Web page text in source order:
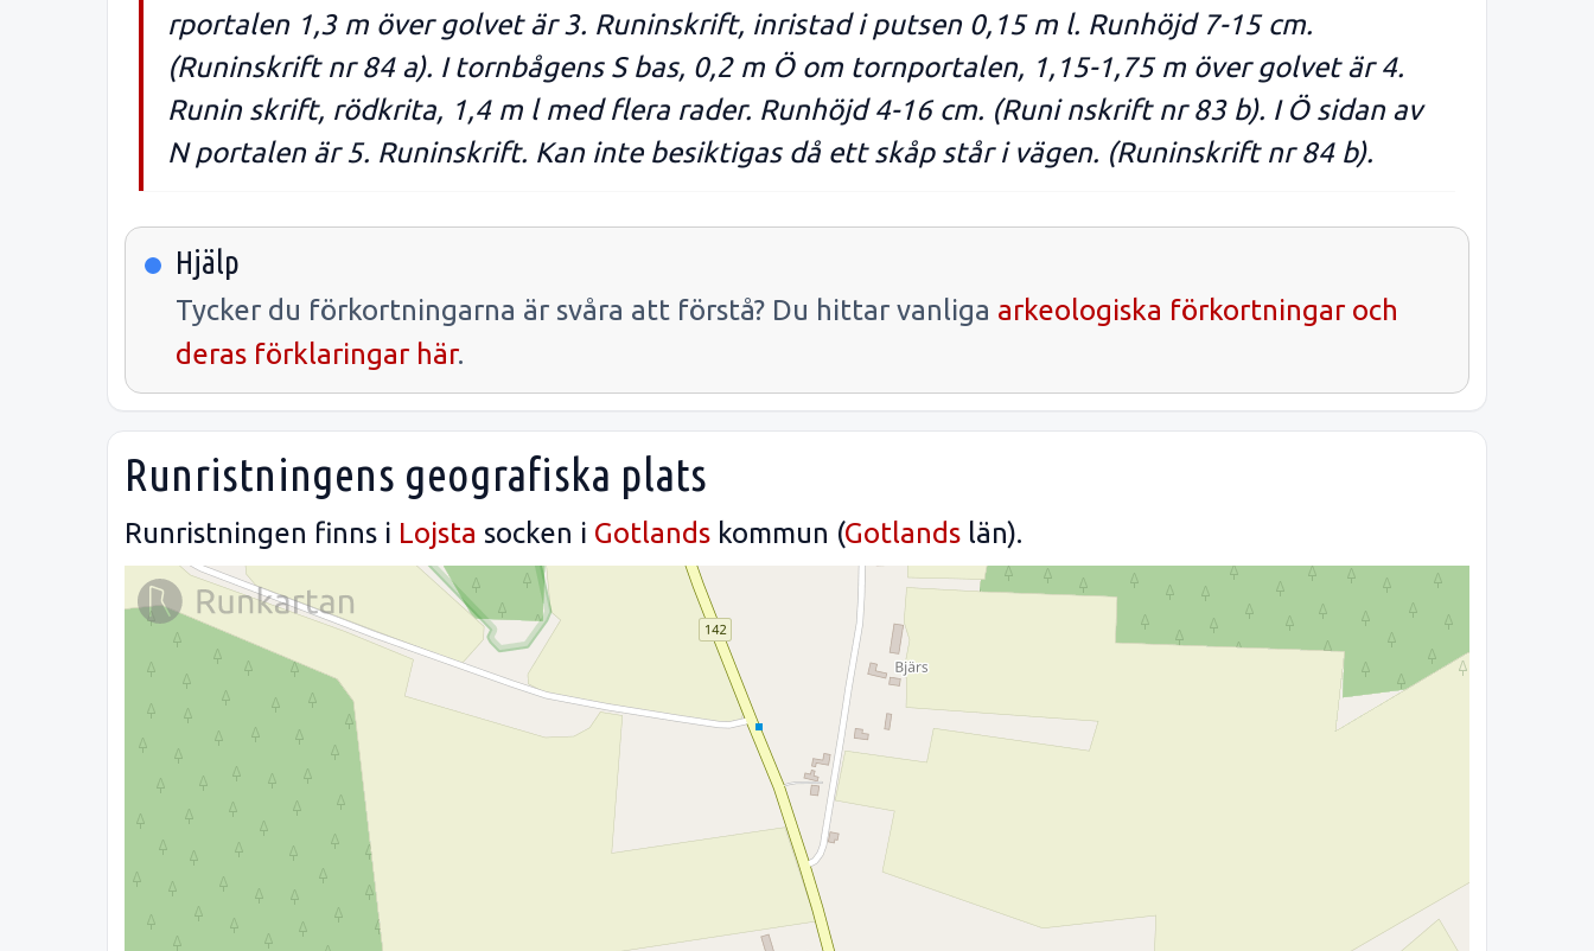
rportalen 1,3 m över golvet är 3. Runinskrift, inristad i putsen 0,15 m l. Runhöjd 7-15 cm.
(Runinskrift nr 84 a). I tornbågens S bas, 0,2 m Ö om tornportalen, 1,15-1,75 m över golvet är 4.
Runin skrift, rödkrita, 1,4 m l med flera rader. Runhöjd 4-16 cm. (Runi nskrift nr 83 b). I Ö sidan av
N portalen är 5. Runinskrift. Kan inte besiktigas då ett skåp står i vägen. (Runinskrift nr 84 b).
Hjälp
Tycker du förkortningarna är svåra att förstå? Du hittar vanliga arkeologiska förkortningar och
deras förklaringar här.
Runristningens geografiska plats
Runristningen finns i Lojsta socken i Gotlands kommun (Gotlands län).